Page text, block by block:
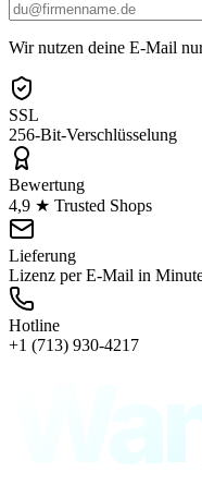
Wir nutzen deine E-Mail
SSL
256-Bit-Verschlüsselung
Bewertung
4,9 ★ Trusted Shops
Lieferung
Lizenz per E-Mail in
Hotline
+1 (713) 930-4217